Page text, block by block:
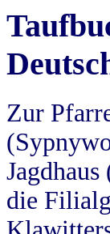
Zur
die